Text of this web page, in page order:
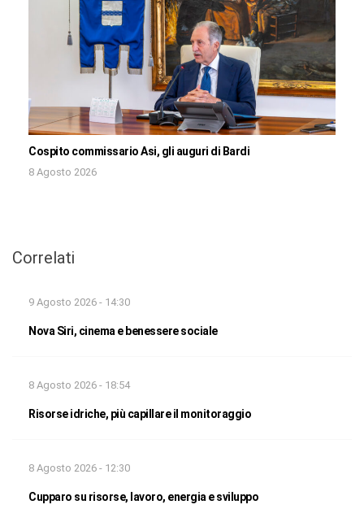
Cospito commissario Asi, gli auguri di Bardi
8 Agosto 2026
Correlati
9 Agosto 2026 - 14:30
Nova Siri, cinema e benessere sociale
8 Agosto 2026 - 18:54
Risorse idriche, più capillare il monitoraggio
8 Agosto 2026 - 12:30
Cupparo su risorse, lavoro, energia e sviluppo